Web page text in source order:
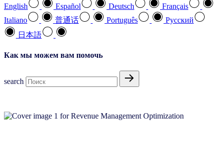
English Español Deutsch
Français
Italiano
普通话 Português
Pусский
日本語
Как мы можем вам помочь
search